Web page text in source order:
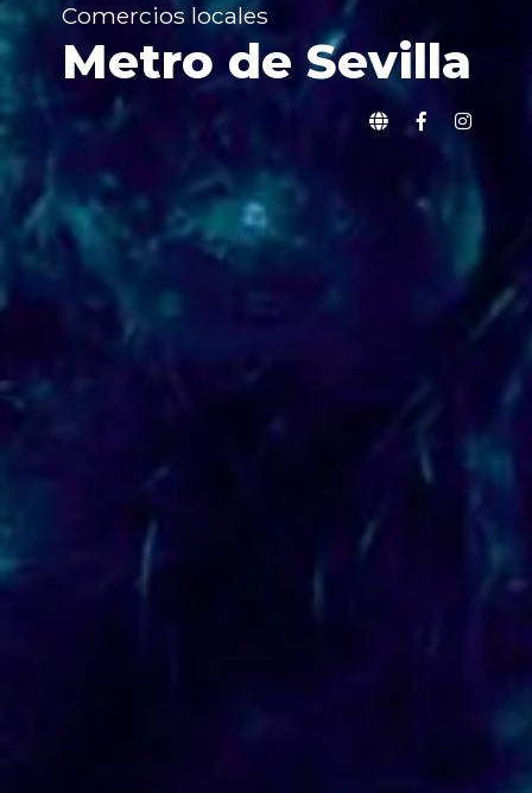
Comercios locales
Metro de Sevilla